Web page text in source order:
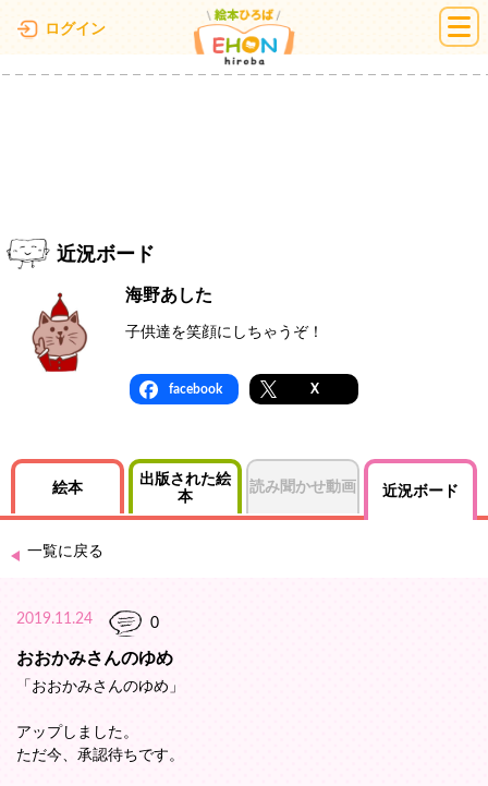
ログイン 絵本ひろば
近況ボード
海野あした
子供達を笑顔にしちゃうぞ！
facebook X
絵本
出版された絵
本
読み聞かせ動画 近況ボード
一覧に戻る
2019.11.24 0
おおかみさんのゆめ
「おおかみさんのゆめ」
アップしました。
ただ今、承認待ちです。